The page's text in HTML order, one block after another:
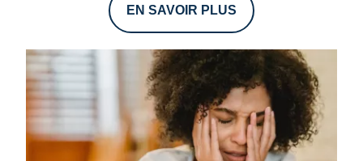
EN SAVOIR PLUS